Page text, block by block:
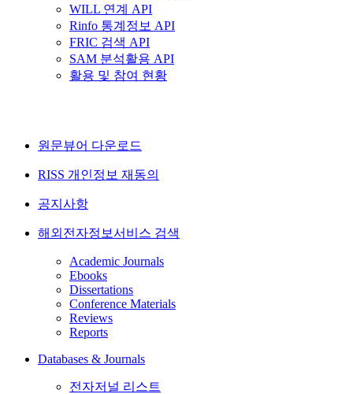
WILL 연계 API
Rinfo 통계정보 API
FRIC 검색 API
SAM 분석활용 API
활용 및 참여 현황
원문뷰어 다운로드
RISS 개인정보 재동의
공지사항
해외전자정보서비스 검색
Academic Journals
Ebooks
Dissertations
Conference Materials
Reviews
Reports
Databases & Journals
전자저널 리스트